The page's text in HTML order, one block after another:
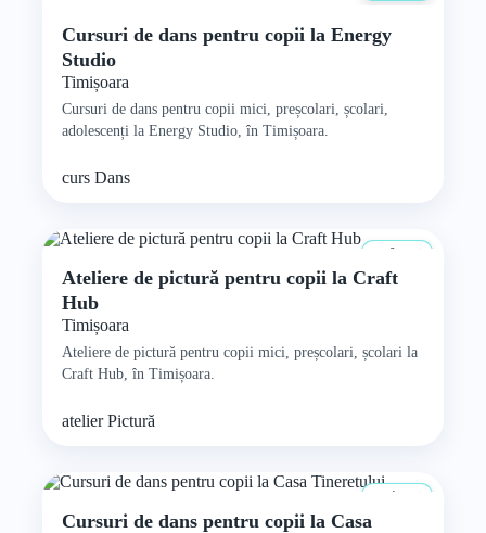
Cursuri de dans pentru copii la Energy
Studio
Timișoara
Cursuri de dans pentru copii mici, preșcolari, școlari,
adolescenți la Energy Studio, în Timișoara.
curs Dans
0+ ani
Ateliere de pictură pentru copii la Craft
Hub
Timișoara
Ateliere de pictură pentru copii mici, preșcolari, școlari la
Craft Hub, în Timișoara.
atelierPictură
4+ ani
Cursuri de dans pentru copii la Casa